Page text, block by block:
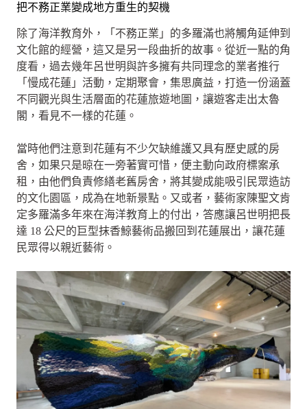
把不務正業變成地方重生的契機
除了海洋教育外，「不務正業」的多羅滿也將觸角延伸到
文化館的經營，這又是另一段曲折的故事。從近一點的角
度看，過去幾年呂世明與許多擁有共同理念的業者推行
「慢成花蓮」活動，定期聚會，集思廣益，打造一份涵蓋
不同觀光與生活層面的花蓮旅遊地圖，讓遊客走出太魯
閣，看見不一樣的花蓮。
當時他們注意到花蓮有不少欠缺維護又具有歷史感的房
舍，如果只是晾在一旁著實可惜，便主動向政府標案承
租，由他們負責修繕老舊房舍，將其變成能吸引民眾造訪
的文化園區，成為在地新景點。又或者，藝術家陳聖文肯
定多羅滿多年來在海洋教育上的付出，答應讓呂世明把長
達 18 公尺的巨型抹香鯨藝術品搬回到花蓮展出，讓花蓮
民眾得以親近藝術。